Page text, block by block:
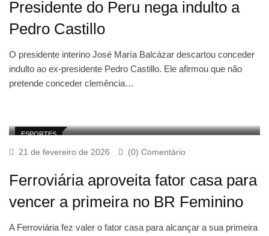
Presidente do Peru nega indulto a
Pedro Castillo
O presidente interino José María Balcázar descartou conceder
indulto ao ex-presidente Pedro Castillo. Ele afirmou que não
pretende conceder clemência…
ESPORTES
21 de fevereiro de 2026 (0) Comentário
Ferroviária aproveita fator casa para
vencer a primeira no BR Feminino
A Ferroviária fez valer o fator casa para alcançar a sua primeira